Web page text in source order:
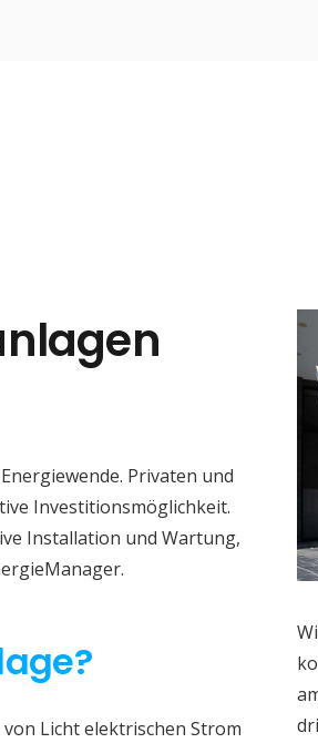
Privaten und
Investitionsmöglichkeit.
Installation und Wartung,
Licht elektrischen Strom